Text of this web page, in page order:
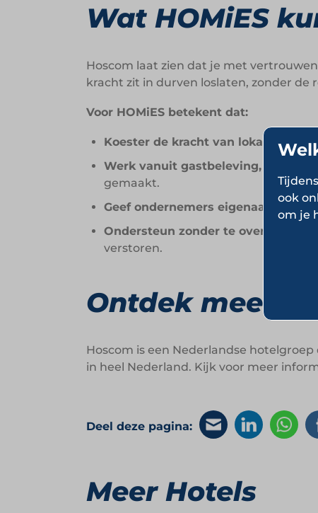
Wat HOMiES
Hoscom laat zien dat je met
kracht zit in durven loslaten, zonder de
Voor HOMiES betekent dat:
Koester de kracht van lokale
Werk vanuit gastbeleving, niet
gemaakt.
Geef ondernemers eigenaarschap.
Ondersteun zonder te overheersen.
verstoren.
Ontdek meer
Hoscom is een Nederlandse
in heel Nederland. Kijk voor meer
Deel deze pagina:
Meer Hotels
ook
om je